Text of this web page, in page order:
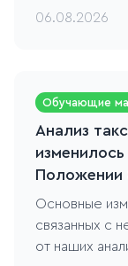
06.08.2026
Обучающие
Анализ
Положении
Основные
связанных с
от наших